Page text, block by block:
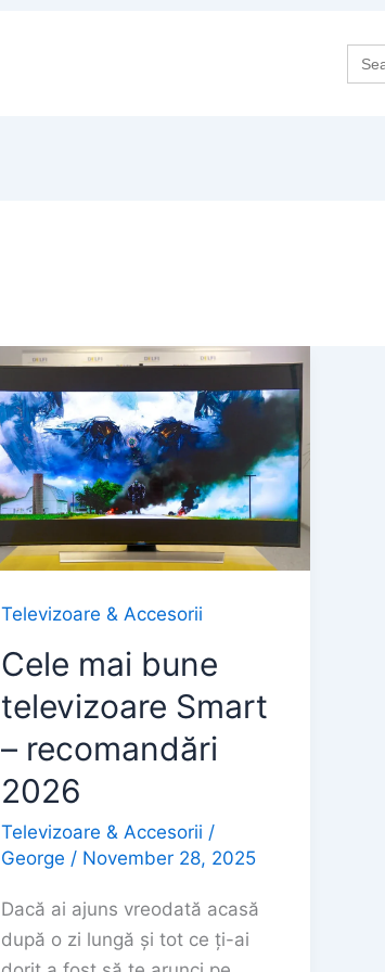
for:
Televizoare & Accesorii
Cele mai bune
televizoare Smart
– recomandări
2026
Televizoare & Accesorii /
George / November 28, 2025
Dacă ai ajuns vreodată acasă
după o zi lungă și tot ce ți-ai